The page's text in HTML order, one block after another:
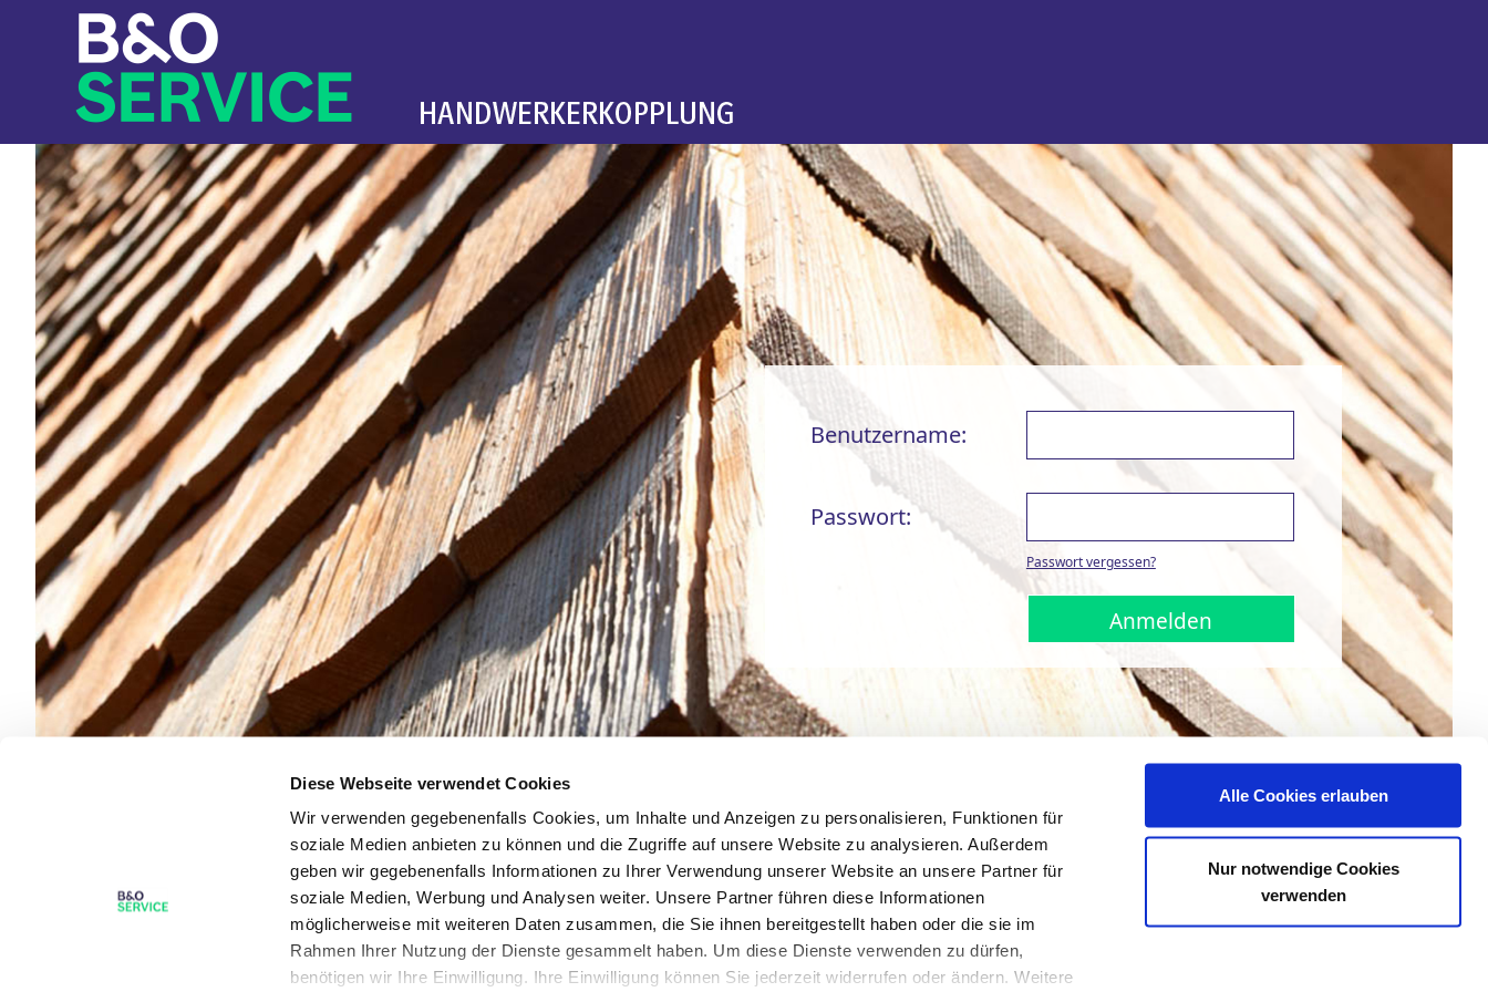
Diese Webseite verwendet Cookies
Wir verwenden gegebenenfalls Cookies, um Inhalte und Anzeigen zu personalisieren, Funktionen für
soziale Medien anbieten zu können und die Zugriffe auf unsere Website zu analysieren. Außerdem
geben wir gegebenenfalls Informationen zu Ihrer Verwendung unserer Website an unsere Partner für
soziale Medien, Werbung und Analysen weiter. Unsere Partner führen diese Informationen
möglicherweise mit weiteren Daten zusammen, die Sie ihnen bereitgestellt haben oder die sie im
Rahmen Ihrer Nutzung der Dienste gesammelt haben. Um diese Dienste verwenden zu dürfen,
benötigen wir Ihre Einwilligung. Ihre Einwilligung können Sie jederzeit widerrufen oder ändern. Weitere
Alle Cookies erlauben
Nur notwendige Cookies
verwenden
Benutzername:
Passwort:
Passwort vergessen?
Anmelden